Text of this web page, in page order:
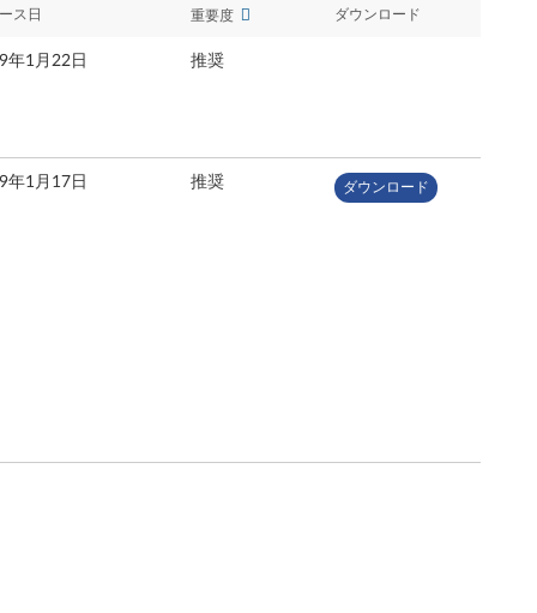
ス日 重要度 ダウンロード
年1月22日 推奨
年1月17日 推奨 ダウンロード